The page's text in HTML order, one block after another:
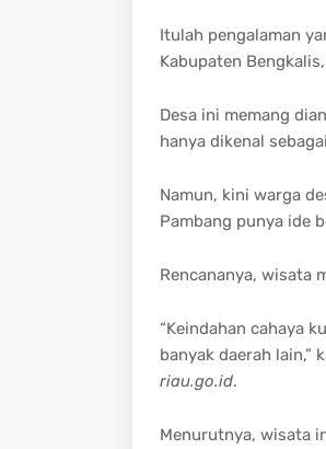
Itulah pengalaman
Kabupaten
Desa ini memang
hanya dikenal
Namun, kini warga
Pambang punya ide
Rencananya, wisata
“Keindahan cahaya
banyak daerah lain,”
riau.go.id.
Menurutnya, wisata